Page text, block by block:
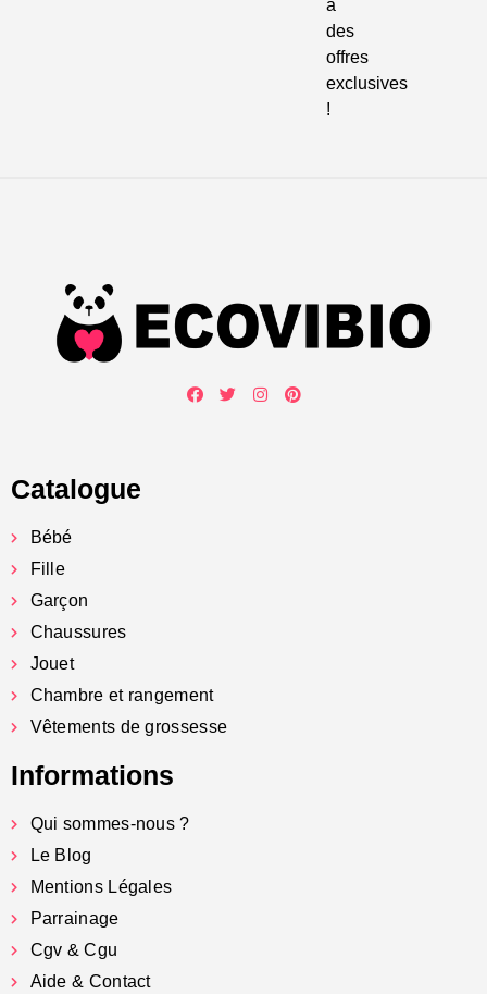
à
des
offres
exclusives
!
Catalogue
Bébé
Fille
Garçon
Chaussures
Jouet
Chambre et rangement
Vêtements de grossesse
Informations
Qui sommes-nous ?
Le Blog
Mentions Légales
Parrainage
Cgv & Cgu
Aide & Contact